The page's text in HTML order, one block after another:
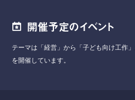
開催予定のイベント
テーマは「経営」から「子ども向け工作」
を開催しています。